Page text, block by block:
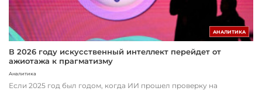
АНАЛИТИКА
В 2026 году искусственный интеллект перейдет от
ажиотажа к прагматизму
Аналитика
Если 2025 год был годом, когда ИИ прошел проверку на